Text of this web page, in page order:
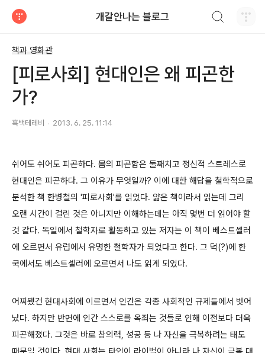
개갈안나는 블로그
책과 영화관
[피로사회] 현대인은 왜 피곤한
가?
흑백테레비 2013. 6. 25. 11:14
쉬어도 쉬어도 피곤하다. 몸의 피곤함은 둘째치고 정신적 스트레스로
현대인은 피곤하다. 그 이유가 무엇일까? 이에 대한 해답을 철학적으로
분석한 책 한병철의 '피로사회'를 읽었다. 얇은 책이라서 읽는데 그리
오랜 시간이 걸린 것은 아니지만 이해하는데는 아직 몇번 더 읽어야 할
것 같다. 독일에서 철학자로 활동하고 있는 저자는 이 책이 베스트셀러
에 오르면서 유럽에서 유명한 철학자가 되었다고 한다. 그 덕(?)에 한
국에서도 베스트셀러에 오르면서 나도 읽게 되었다.
어찌됐건 현대사회에 이르면서 인간은 각종 사회적인 규제들에서 벗어
났다. 하지만 반면에 인간 스스로를 옥죄는 것들로 인해 이전보다 더욱
피곤해졌다. 그것은 바로 창의력, 성공 등 나 자신을 극복하려는 태도